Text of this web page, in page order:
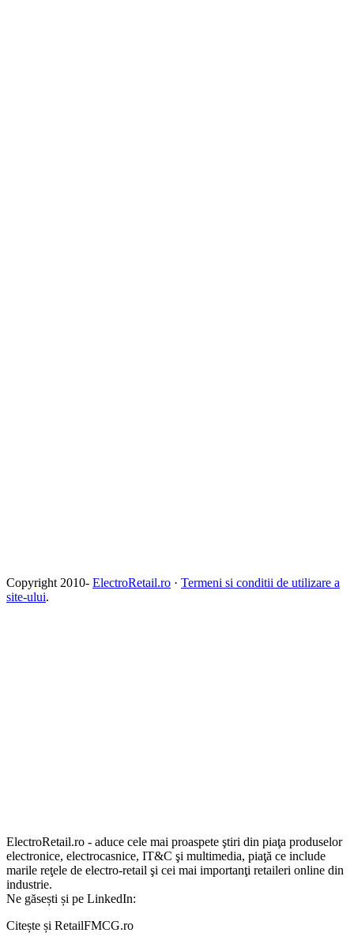
Copyright 2010- ElectroRetail.ro · Termeni si conditii de utilizare a
site-ului.
ElectroRetail.ro - aduce cele mai proaspete ştiri din piaţa produselor
electronice, electrocasnice, IT&C şi multimedia, piaţă ce include
marile reţele de electro-retail şi cei mai importanţi retaileri online din
industrie.
Ne găsești și pe LinkedIn:
Citește și RetailFMCG.ro